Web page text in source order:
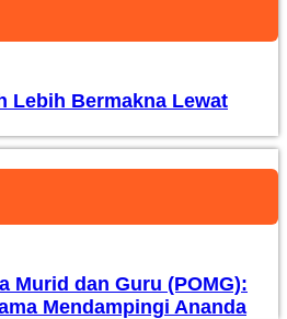
Lebih Bermakna Lewat
Murid dan Guru (POMG):
Mendampingi Ananda